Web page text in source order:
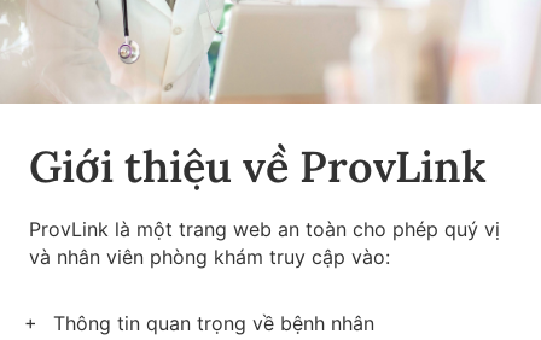
Giới thiệu về ProvLink
ProvLink là một trang web an toàn cho phép quý vị
và nhân viên phòng khám truy cập vào:
Thông tin quan trọng về bệnh nhân